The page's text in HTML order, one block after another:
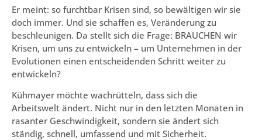
Er meint: so furchtbar Krisen sind, so bewältigen wir sie
doch immer. Und sie schaffen es, Veränderung zu
beschleunigen. Da stellt sich die Frage: BRAUCHEN wir
Krisen, um uns zu entwickeln – um Unternehmen in der
Evolutionen einen entscheidenden Schritt weiter zu
entwickeln?
Kühmayer möchte wachrütteln, dass sich die
Arbeitswelt ändert. Nicht nur in den letzten Monaten in
rasanter Geschwindigkeit, sondern sie ändert sich
ständig, schnell, umfassend und mit Sicherheit.